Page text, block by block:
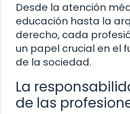
Desde la atención
educación hasta la
derecho, cada
un papel crucial en el
de la sociedad.
La
de las